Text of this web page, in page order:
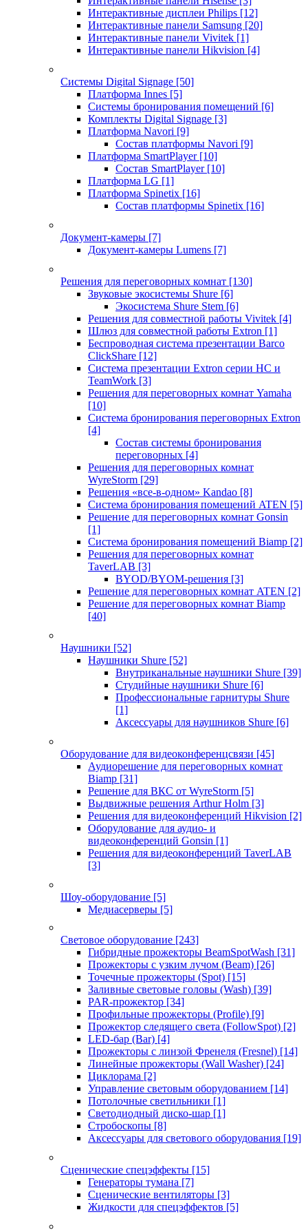
Интерактивные дисплеи Philips [12]
Интерактивные панели Samsung [20]
Интерактивные панели Vivitek [1]
Интерактивные панели Hikvision [4]
Системы Digital Signage [50]
Платформа Innes [5]
Системы бронирования помещений [6]
Комплекты Digital Signage [3]
Платформа Navori [9]
Состав платформы Navori [9]
Платформа SmartPlayer [10]
Состав SmartPlayer [10]
Платформа LG [1]
Платформа Spinetix [16]
Состав платформы Spinetix [16]
Документ-камеры [7]
Документ-камеры Lumens [7]
Решения для переговорных комнат [130]
Звуковые экосистемы Shure [6]
Экосистема Shure Stem [6]
Решения для совместной работы Vivitek [4]
Шлюз для совместной работы Extron [1]
Беспроводная система презентации Barco
ClickShare [12]
Система презентации Extron серии HC и
TeamWork [3]
Решения для переговорных комнат Yamaha
[10]
Система бронирования переговорных Extron
[4]
Состав системы бронирования
переговорных [4]
Решения для переговорных комнат
WyreStorm [29]
Решения «все-в-одном» Kandao [8]
Система бронирования помещений ATEN [5]
Решение для переговорных комнат Gonsin
[1]
Система бронирования помещений Biamp [2]
Решения для переговорных комнат
TaverLAB [3]
BYOD/BYOM-решения [3]
Решение для переговорных комнат ATEN [2]
Решение для переговорных комнат Biamp
[40]
Наушники [52]
Наушники Shure [52]
Внутриканальные наушники Shure [39]
Студийные наушники Shure [6]
Профессиональные гарнитуры Shure
[1]
Аксессуары для наушников Shure [6]
Оборудование для видеоконференцсвязи [45]
Аудиорешение для переговорных комнат
Biamp [31]
Решение для ВКС от WyreStorm [5]
Выдвижные решения Arthur Holm [3]
Решения для видеоконференций Hikvision [2]
Оборудование для аудио- и
видеоконференций Gonsin [1]
Решения для видеоконференций TaverLAB
[3]
Шоу-оборудование [5]
Медиасерверы [5]
Световое оборудование [243]
Гибридные прожекторы BeamSpotWash [31]
Прожекторы с узким лучом (Beam) [26]
Точечные прожекторы (Spot) [15]
Заливные световые головы (Wash) [39]
PAR-прожектор [34]
Профильные прожекторы (Profile) [9]
Прожектор следящего света (FollowSpot) [2]
LED-бар (Bar) [4]
Прожекторы с линзой Френеля (Fresnel) [14]
Линейные прожекторы (Wall Washer) [24]
Циклорама [2]
Управление световым оборудованием [14]
Потолочные светильники [1]
Светодиодный диско-шар [1]
Стробоскопы [8]
Аксессуары для светового оборудования [19]
Сценические спецэффекты [15]
Генераторы тумана [7]
Сценические вентиляторы [3]
Жидкости для спецэффектов [5]